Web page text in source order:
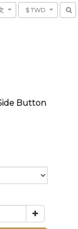
$ TWD
Button